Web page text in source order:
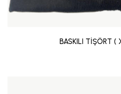
BASKILI TİŞÖRT (